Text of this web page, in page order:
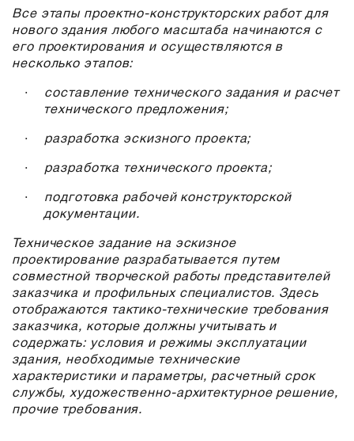
Все этапы проектно-конструкторских работ для
нового здания любого масштаба начинаются с
его проектирования и осуществляются в
несколько этапов:
·
составление технического задания и расчет
технического предложения;
· разработка эскизного проекта;
· разработка технического проекта;
·
подготовка рабочей конструкторской
документации.
Техническое задание на эскизное
проектирование разрабатывается путем
совместной творческой работы представителей
заказчика и профильных специалистов. Здесь
отображаются тактико-технические требования
заказчика, которые должны учитывать и
содержать: условия и режимы эксплуатации
здания, необходимые технические
характеристики и параметры, расчетный срок
службы, художественно-архитектурное решение,
прочие требования.